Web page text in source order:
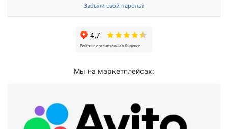
Забыли свой пароль?
Мы на маркетплейсах: